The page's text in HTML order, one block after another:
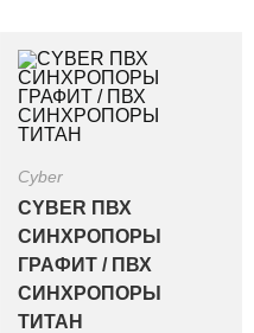
Cyber
CYBER ПВХ
СИНХРОПОРЫ
ГРАФИТ / ПВХ
СИНХРОПОРЫ
ТИТАН